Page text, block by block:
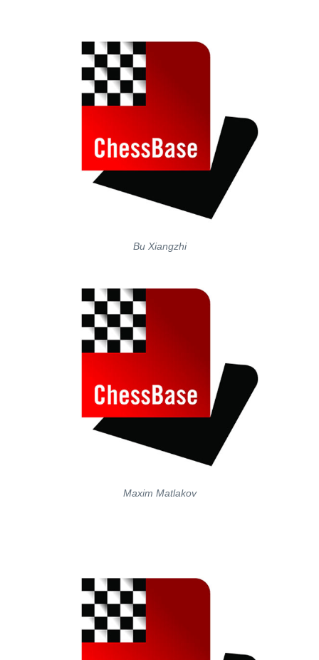
Bu Xiangzhi
Maxim Matlakov